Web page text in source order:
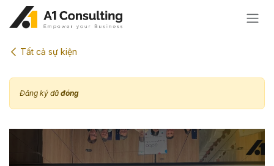
Bỏ qua để đến Nội dung
Tất cả sự kiện
Đăng ký đã đóng